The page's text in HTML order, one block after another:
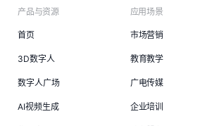
产品与资源
首页
3D数字人
数字人广场
AI视频生成
应用场景
市场营销
教育教学
广电传媒
企业培训